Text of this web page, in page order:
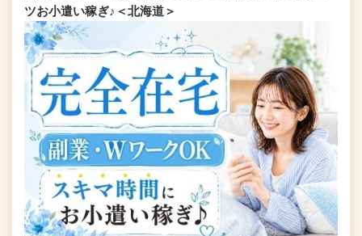
ツお小遣い稼ぎ♪＜北海道＞